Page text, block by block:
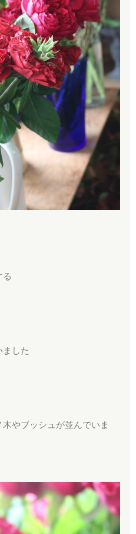
した
やブッシュが並んでいま